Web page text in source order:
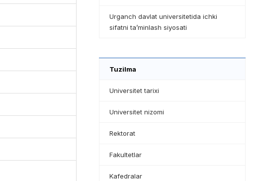
Urganch davlat universitetida ichki
sifatni ta’minlash siyosati
Tuzilma
Universitet tarixi
Universitet nizomi
Rektorat
Fakultetlar
Kafedralar